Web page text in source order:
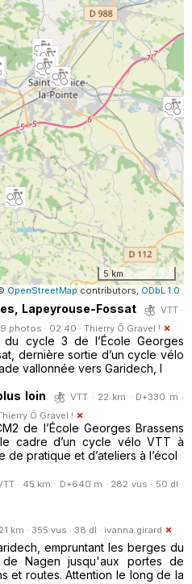
5 km
OpenStreetMap contributors, ODbL 1.0
Lapeyrouse-Fossat
VTT ·
photos · 02:40 · Thierry Ô Gravel !
cycle 3 de l’École Georges
dernière sortie d’un cycle vélo
vallonnée vers Garidech, l
loin
VTT · 22 km · D+330 m ·
Ô Gravel !
de l’École Georges Brassens
cadre d’un cycle vélo VTT à
de pratique et d’ateliers à l’écol
· 45 km · D+640 m · 282 vus · 50 dl ·
km · 355 vus · 38 dl · ivanna.girard
empruntant les berges du
Nagen jusqu'aux portes de
et routes. Attention le long de la